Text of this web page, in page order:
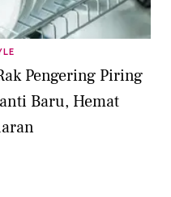
Pengering Piring
Baru, Hemat